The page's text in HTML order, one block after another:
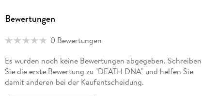
Bewertungen
0 Bewertungen
Es wurden noch keine Bewertungen abgegeben. Schreiben
Sie die erste Bewertung zu "DEATH DNA" und helfen Sie
damit anderen bei der Kaufentscheidung.